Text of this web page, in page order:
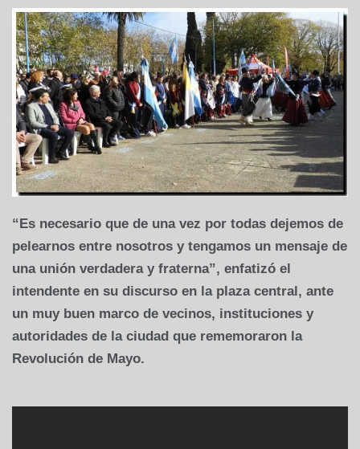
“Es necesario que de una vez por todas dejemos de
pelearnos entre nosotros y tengamos un mensaje de
una unión verdadera y fraterna”, enfatizó el
intendente en su discurso en la plaza central, ante
un muy buen marco de vecinos, instituciones y
autoridades de la ciudad que rememoraron la
Revolución de Mayo.